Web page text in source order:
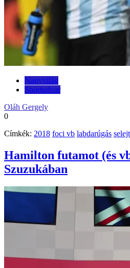
Nagyvilág
Sportudvar
Oláh Gergely
0
Címkék: 2018 foci vb labdarúgás
Hamilton futamot (és
Szuzukában